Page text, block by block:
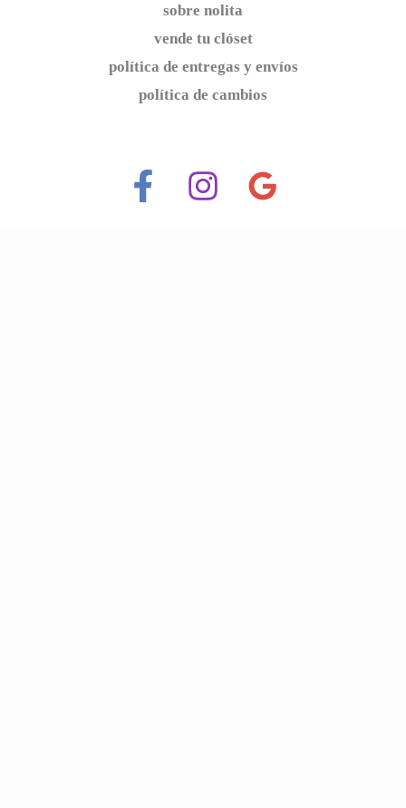
sobre nolita
vende tu clóset
política de entregas y envíos
política de cambios